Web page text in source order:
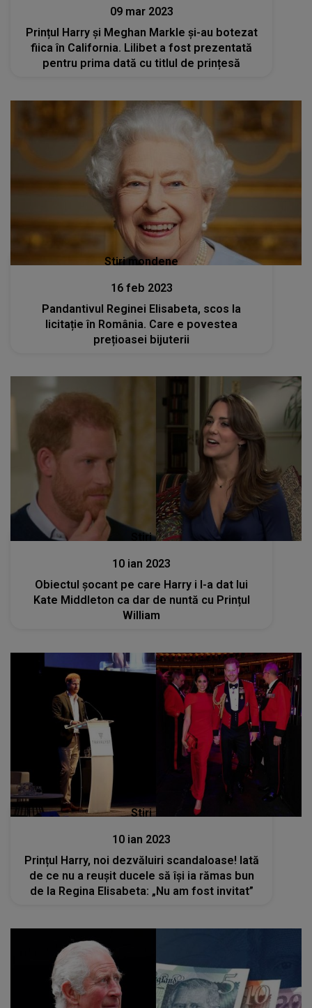
09 mar 2023
Prințul Harry și Meghan Markle și-au botezat
fiica în California. Lilibet a fost prezentată
pentru prima dată cu titlul de prințesă
Stiri mondene
16 feb 2023
Pandantivul Reginei Elisabeta, scos la
licitație în România. Care e povestea
prețioasei bijuterii
Stiri
10 ian 2023
Obiectul șocant pe care Harry i l-a dat lui
Kate Middleton ca dar de nuntă cu Prințul
William
Stiri
10 ian 2023
Prințul Harry, noi dezvăluiri scandaloase! Iată
de ce nu a reușit ducele să își ia rămas bun
de la Regina Elisabeta: „Nu am fost invitat”